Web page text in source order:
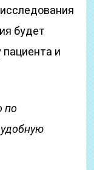
будет
и
по